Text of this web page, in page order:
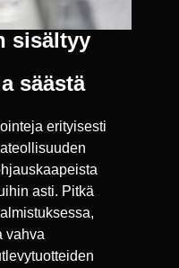
sisältyy
säästä
erityisesti
asti. Pitkä
vahva